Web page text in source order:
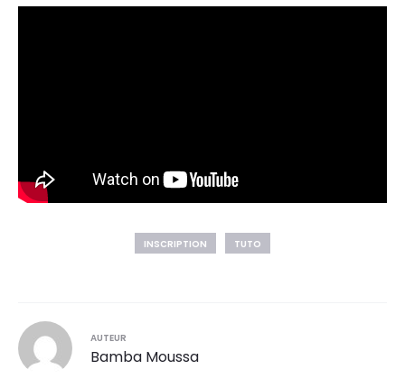
INSCRIPTION TUTO
AUTEUR
Bamba Moussa